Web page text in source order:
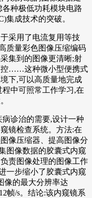
种极低功耗模块电路
集成技术的突破。
采用了电流复用等技
质量彩色图像压缩编码
集到的图像更清晰;射
控……这种微小型便携式
下,可以高质量地完成
中可照常工作学习,在
诊治的需要,设计一种
镜检查系统。方法:在
像压缩器、提高图像分
图像数据的胶囊式内窥
责图像处理的图像工作
一步缩小了胶囊式内窥
像的最大分辨率达
帧/s。结论:该内窥镜系